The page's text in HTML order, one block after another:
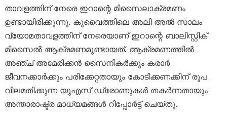
താവളത്തിന് നേരെ ഇറാന്റെ മിസൈലാക്രമണം
ഉണ്ടായിരിക്കുന്നു. കുവൈത്തിലെ അലി അൽ സാലം
വ്യോമതാവളത്തിന് നേരെയാണ് ഇറാന്റെ ബാലിസ്റ്റിക്
മിസൈൽ ആക്രമണമുണ്ടായത്. ആക്രമണത്തിൽ
അഞ്ച് അമേരിക്കൻ സൈനികർക്കും കരാർ
ജീവനക്കാർക്കും പരിക്കേറ്റതായും കോടിക്കണക്കിന് രൂപ
വിലമതിക്കുന്ന യുഎസ് ഡ്രോണുകൾ തകർന്നതായും
അന്താരാഷ്ട്ര മാധ്യമങ്ങൾ റിപ്പോർട്ട് ചെയ്തു.